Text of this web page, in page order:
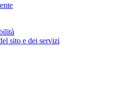
sito e dei servizi